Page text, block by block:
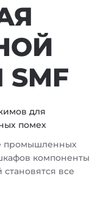
для
помех
промышленных
компоненты
все